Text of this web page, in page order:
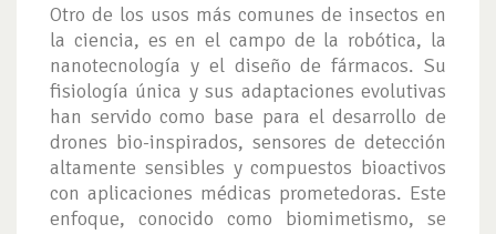
Otro de los usos más comunes de insectos en
la ciencia, es en el campo de la robótica, la
nanotecnología y el diseño de fármacos. Su
fisiología única y sus adaptaciones evolutivas
han servido como base para el desarrollo de
drones bio-inspirados, sensores de detección
altamente sensibles y compuestos bioactivos
con aplicaciones médicas prometedoras. Este
enfoque, conocido como biomimetismo, se